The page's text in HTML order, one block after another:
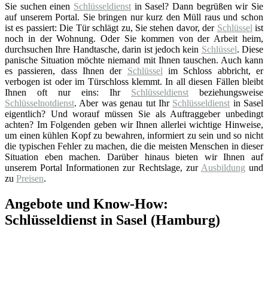
Sie suchen einen Schlüsseldienst in Sasel? Dann begrüßen wir Sie
auf unserem Portal. Sie bringen nur kurz den Müll raus und schon
ist es passiert: Die Tür schlägt zu, Sie stehen davor, der Schlüssel ist
noch in der Wohnung. Oder Sie kommen von der Arbeit heim,
durchsuchen Ihre Handtasche, darin ist jedoch kein Schlüssel. Diese
panische Situation möchte niemand mit Ihnen tauschen. Auch kann
es passieren, dass Ihnen der Schlüssel im Schloss abbricht, er
verbogen ist oder im Türschloss klemmt. In all diesen Fällen bleibt
Ihnen oft nur eins: Ihr Schlüsseldienst beziehungsweise
Schlüsselnotdienst. Aber was genau tut Ihr Schlüsseldienst in Sasel
eigentlich? Und worauf müssen Sie als Auftraggeber unbedingt
achten? Im Folgenden geben wir Ihnen allerlei wichtige Hinweise,
um einen kühlen Kopf zu bewahren, informiert zu sein und so nicht
die typischen Fehler zu machen, die die meisten Menschen in dieser
Situation eben machen. Darüber hinaus bieten wir Ihnen auf
unserem Portal Informationen zur Rechtslage, zur Ausbildung und
zu Preisen.
Angebote und Know-How:
Schlüsseldienst in Sasel (Hamburg)